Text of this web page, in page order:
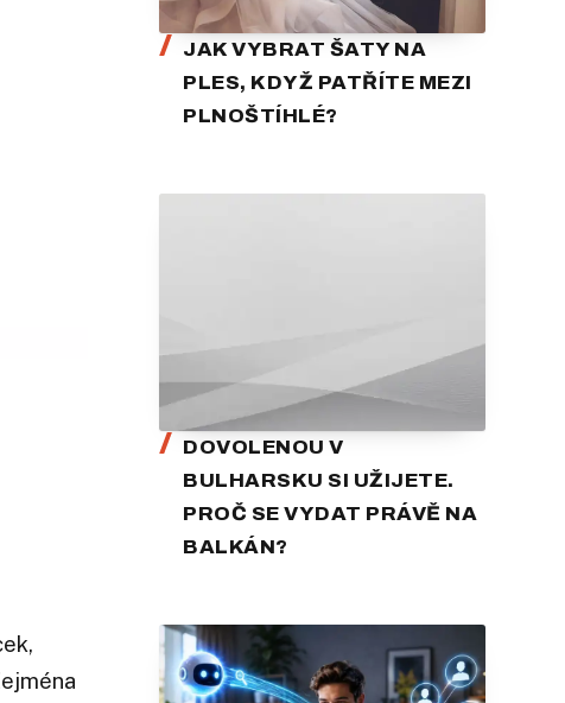
JAK VYBRAT ŠATY NA
PLES, KDYŽ PATŘÍTE MEZI
PLNOŠTÍHLÉ?
DOVOLENOU V
BULHARSKU SI UŽIJETE.
PROČ SE VYDAT PRÁVĚ NA
BALKÁN?